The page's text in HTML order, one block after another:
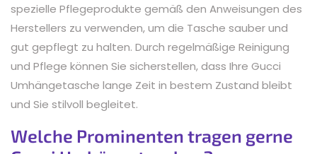
spezielle Pflegeprodukte gemäß den Anweisungen des
Herstellers zu verwenden, um die Tasche sauber und
gut gepflegt zu halten. Durch regelmäßige Reinigung
und Pflege können Sie sicherstellen, dass Ihre Gucci
Umhängetasche lange Zeit in bestem Zustand bleibt
und Sie stilvoll begleitet.
Welche Prominenten tragen gerne